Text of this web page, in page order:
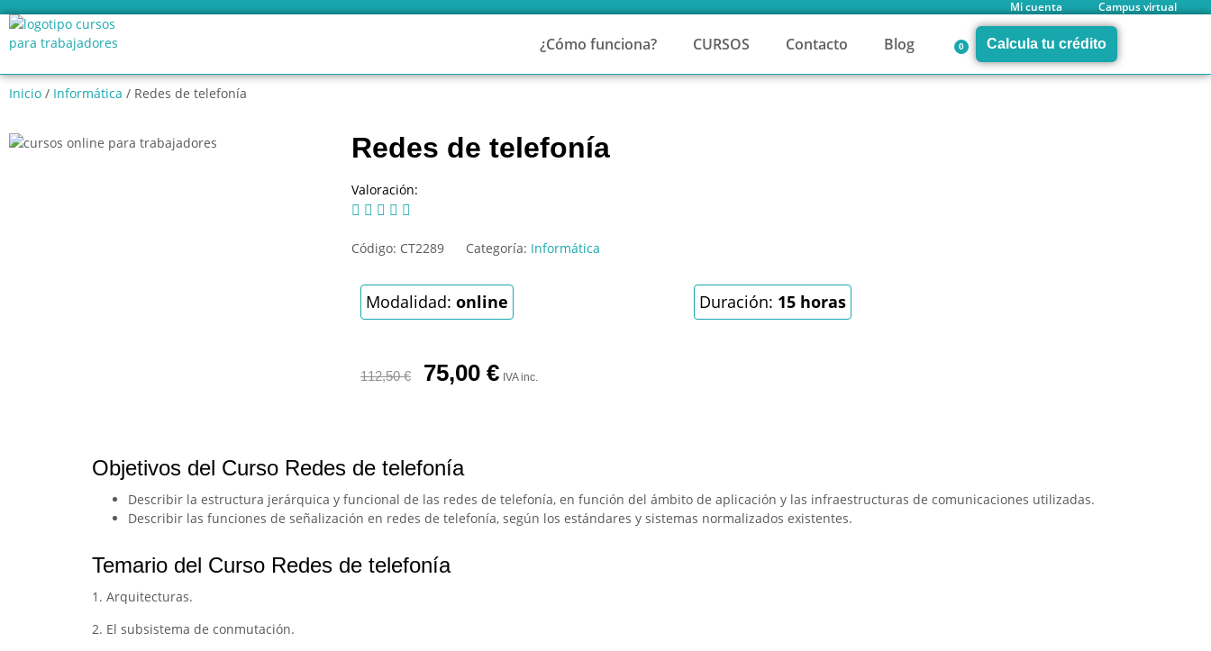
Mi cuenta Campus virtual
¿Cómo funciona? CURSOS Contacto Blog 0 Calcula tu crédito
Inicio / Informática / Redes de telefonía
Redes de telefonía
Valoración:
    
Código: CT2289 Categoría: Informática
Modalidad: online Duración: 15 horas
112,50€ 75,00 € IVA inc.
Objetivos del Curso Redes de telefonía
Describir la estructura jerárquica y funcional de las redes de telefonía, en función del ámbito de aplicación y las infraestructuras de comunicaciones utilizadas.
Describir las funciones de señalización en redes de telefonía, según los estándares y sistemas normalizados existentes.
Temario del Curso Redes de telefonía
1. Arquitecturas.
2. El subsistema de conmutación.